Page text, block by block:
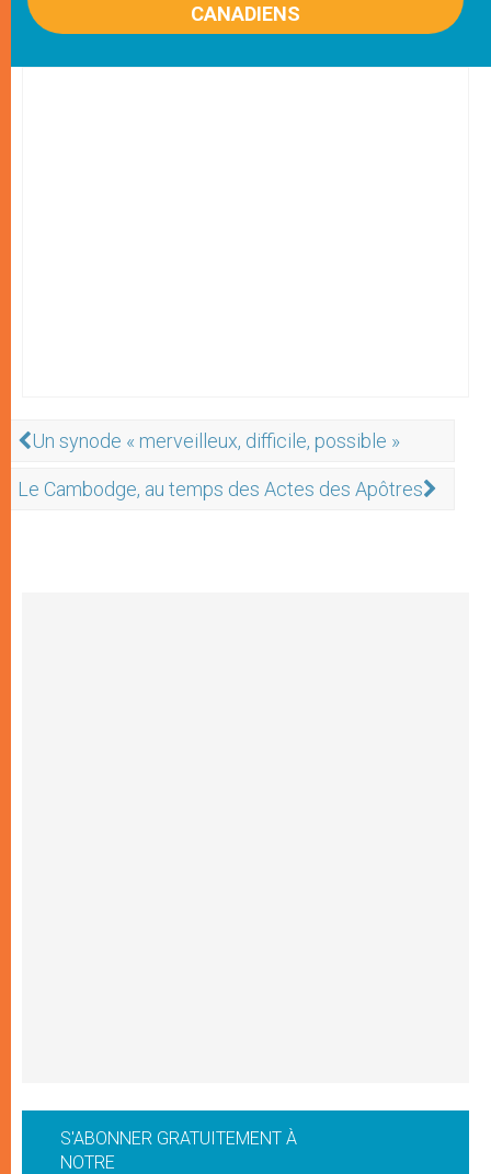
CANADIENS
Un synode « merveilleux, difficile, possible »
Le Cambodge, au temps des Actes des Apôtres
S'ABONNER GRATUITEMENT À
NOTRE